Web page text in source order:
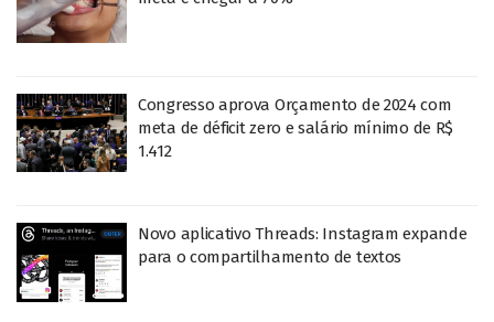
Congresso aprova Orçamento de 2024 com
meta de déficit zero e salário mínimo de R$
1.412
Novo aplicativo Threads: Instagram expande
para o compartilhamento de textos